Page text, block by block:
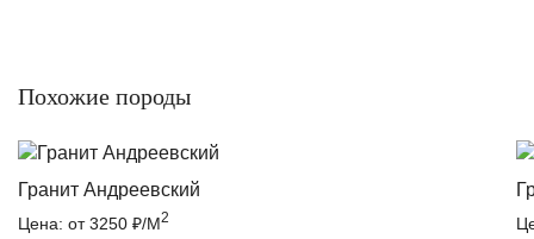
Похожие породы
Гранит Андреевский
Цена: от 3250 ₽/М2